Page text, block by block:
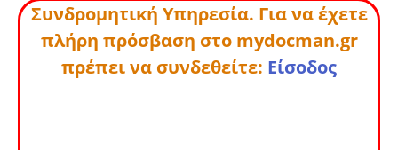
Συνδρομητική Υπηρεσία. Για να έχετε
πλήρη πρόσβαση στο mydocman.gr
πρέπει να συνδεθείτε: Είσοδος